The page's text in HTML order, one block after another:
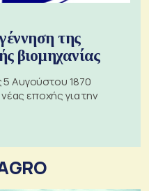
της
βιομηχανίας
5 Αυγούστου 1870
εποχής για την